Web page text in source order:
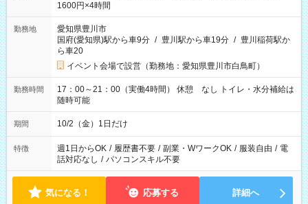
1600円×4時間
勤務地
愛知県豊川市
国府(愛知県)駅から車9分 / 豊川駅から車19分 / 豊川稲荷駅か
ら車20
イベント会場で設営（勤務地：愛知県豊川市白鳥町）
勤務時間
17：00～21：00（実働4時間） 休憩 なし トイレ・水分補給は
随時可能
期間 10/2（金）1日だけ
特徴 週1日からOK / 履歴書不要 / 副業・WワークOK / 服装自由 / 電
話対応なし / パソコンスキル不要
気になる！ 応募する 詳細へ